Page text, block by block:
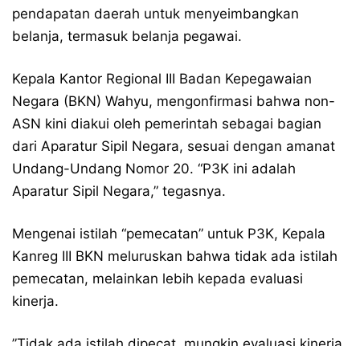
pendapatan daerah untuk menyeimbangkan
belanja, termasuk belanja pegawai.
Kepala Kantor Regional III Badan Kepegawaian
Negara (BKN) Wahyu, mengonfirmasi bahwa non-
ASN kini diakui oleh pemerintah sebagai bagian
dari Aparatur Sipil Negara, sesuai dengan amanat
Undang-Undang Nomor 20. “P3K ini adalah
Aparatur Sipil Negara,” tegasnya.
Mengenai istilah “pemecatan” untuk P3K, Kepala
Kanreg III BKN meluruskan bahwa tidak ada istilah
pemecatan, melainkan lebih kepada evaluasi
kinerja.